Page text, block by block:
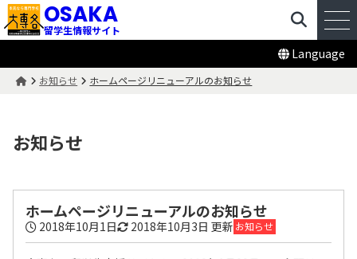
OSAKA
留学生情報サイト
Language
お知らせ ホームページリニューアルのお知らせ
お知らせ
ホームページリニューアルのお知らせ
2018年10月1日 2018年10月3日 更新 お知らせ